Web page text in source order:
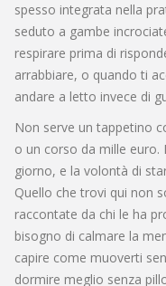
spesso integrata nella
seduto a gambe
respirare prima di
arrabbiare, o quando ti
andare a letto invece di
Non serve un tappetino
o un corso da mille euro.
giorno, e la volontà di
Quello che trovi qui non
raccontate da chi le ha
bisogno di calmare la
capire come muoverti
dormire meglio senza